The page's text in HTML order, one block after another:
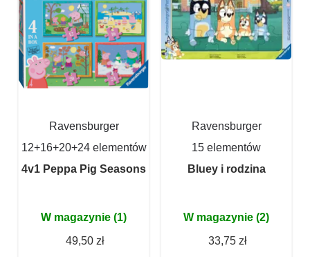
Ravensburger
12+16+20+24 elementów
4v1 Peppa Pig Seasons
W magazynie (1)
49,50 zł
Ravensburger
15 elementów
Bluey i rodzina
W magazynie (2)
33,75 zł